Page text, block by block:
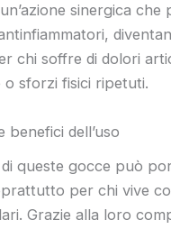
sinergica che
chi soffre di dolori
sforzi fisici ripetuti.
dell’uso
di queste gocce può
per chi vive
Grazie alla loro